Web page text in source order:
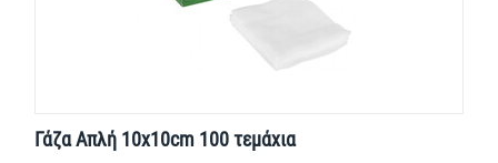
Γάζα Απλή 10x10cm 100 τεμάχια